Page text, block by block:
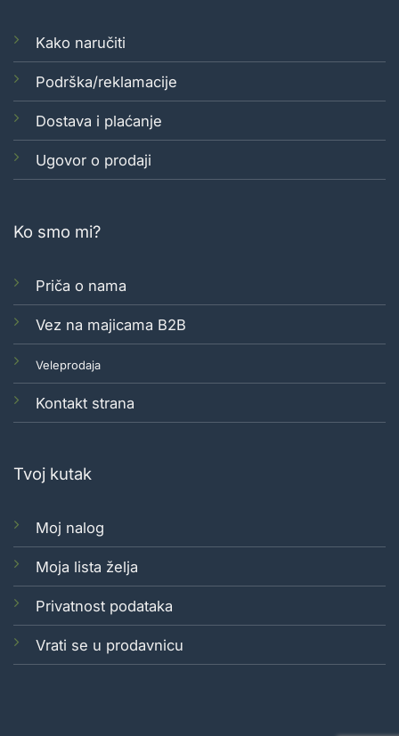
Kako naručiti
Podrška/reklamacije
Dostava i plaćanje
Ugovor o prodaji
Ko smo mi?
Priča o nama
Vez na majicama B2B
Veleprodaja
Kontakt strana
Tvoj kutak
Moj nalog
Moja lista želja
Privatnost podataka
Vrati se u prodavnicu